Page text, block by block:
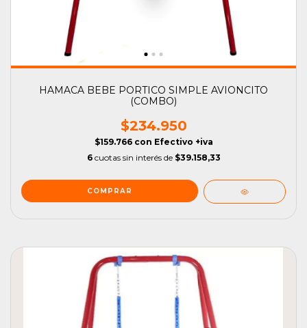
HAMACA BEBE PORTICO SIMPLE AVIONCITO
(COMBO)
$234.950
$159.766 con Efectivo +iva
6 cuotas sin interés de $39.158,33